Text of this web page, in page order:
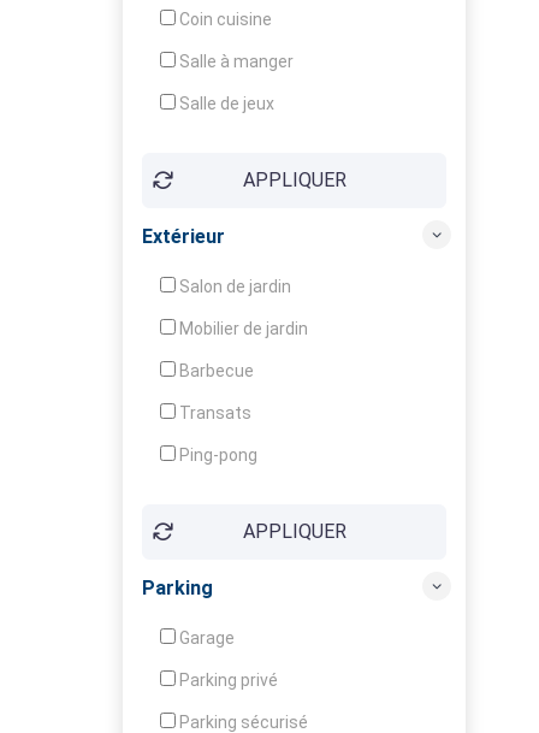
Coin cuisine
Salle à manger
Salle de jeux
Balcon / Terrasse
APPLIQUER
Extérieur
Salon de jardin
Mobilier de jardin
Barbecue
Transats
Ping-pong
Jeux d'enfantsAPPLIQUER
Parking
Garage
Parking privé
Parking sécurisé